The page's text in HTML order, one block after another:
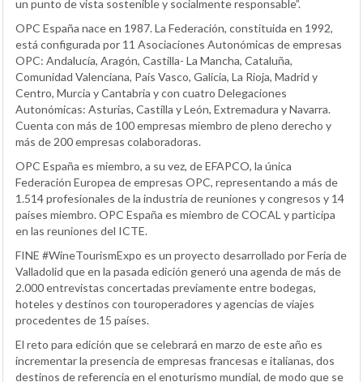
un punto de vista sostenible y socialmente responsable”.
OPC España nace en 1987. La Federación, constituida en 1992,
está configurada por 11 Asociaciones Autonómicas de empresas
OPC: Andalucía, Aragón, Castilla- La Mancha, Cataluña,
Comunidad Valenciana, País Vasco, Galicia, La Rioja, Madrid y
Centro, Murcia y Cantabria y con cuatro Delegaciones
Autonómicas: Asturias, Castilla y León, Extremadura y Navarra.
Cuenta con más de 100 empresas miembro de pleno derecho y
más de 200 empresas colaboradoras.
OPC España es miembro, a su vez, de EFAPCO, la única
Federación Europea de empresas OPC, representando a más de
1.514 profesionales de la industria de reuniones y congresos y 14
países miembro. OPC España es miembro de COCAL y participa
en las reuniones del ICTE.
FINE #WineTourismExpo es un proyecto desarrollado por Feria de
Valladolid que en la pasada edición generó una agenda de más de
2.000 entrevistas concertadas previamente entre bodegas,
hoteles y destinos con touroperadores y agencias de viajes
procedentes de 15 países.
El reto para edición que se celebrará en marzo de este año es
incrementar la presencia de empresas francesas e italianas, dos
destinos de referencia en el enoturismo mundial, de modo que se